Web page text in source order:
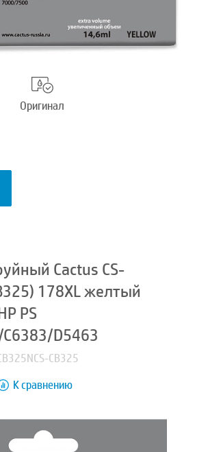
Оригинал
Cactus CS-
178XL желтый
PS
D5463
CB325
К сравнению